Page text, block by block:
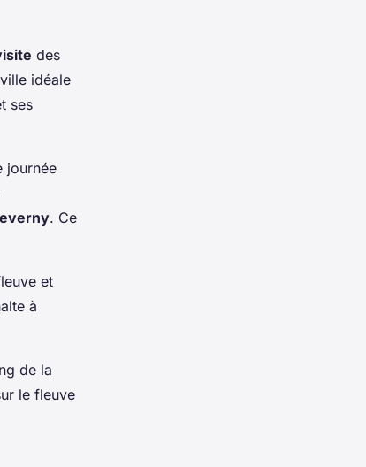
des
idéale
ses
journée
. Ce
et
à
de la
le fleuve